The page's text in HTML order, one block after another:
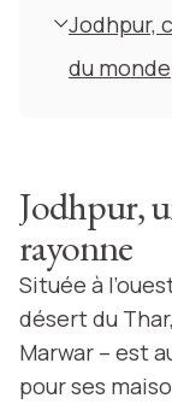
Jodhpur,
du monde
Jodhpur,
rayonne
Située à
désert du
Marwar – est
pour ses